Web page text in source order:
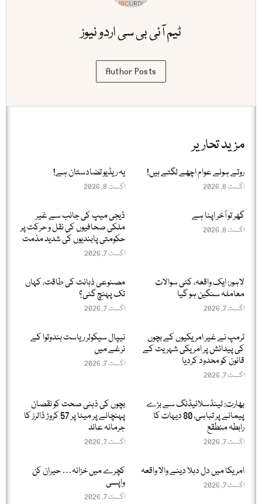
ٹیم آئی بی سی اردو نیوز
Author Posts
مزید تحاریر
روتے ہوئے عوام اچھے لگتے ہیں!
اگست 8, 2026
یہ ریڈیو تضادستان ہے!
اگست 8, 2026
گھر تو آخر اپنا ہے
اگست 8, 2026
ڈیجی میپ کی جانب سے غیر
ملکی صحافیوں کی نقل و حرکت پر
حکومتی پابندیوں کی شدید مذمت
اگست 7, 2026
لاہور: ایک واقعہ، کئی سوالات
معاملہ سنگین ہو گیا
اگست 7, 2026
مصنوعی ذہانت کی طاقت، کہاں
تک پہنچ گئی؟
اگست 7, 2026
ٹرمپ نے غیر امریکیوں کے بچوں
کی پیدائش پر امریکی شہریت کے
قانون کو محدود کردیا
اگست 7, 2026
نیپال سیکولر ریاست ہندوتوا کے
نرغے میں
اگست 7, 2026
بھارت: لینڈسلائیڈنگ سے بڑے
پیمانے پر تباہی، 80 دیہات کا
رابطہ منطقع
اگست 7, 2026
بچوں کی ذہنی صحت کو نقصان
پہنچانے پر میٹا پر 57 کروڑ ڈالرز کا
جرمانہ عائد
اگست 7, 2026
امریکا میں دل دہلا دینے والا واقعہ
اگست 7, 2026
کچرے میں خزانہ… حیران کن
واپسی
اگست 7, 2026